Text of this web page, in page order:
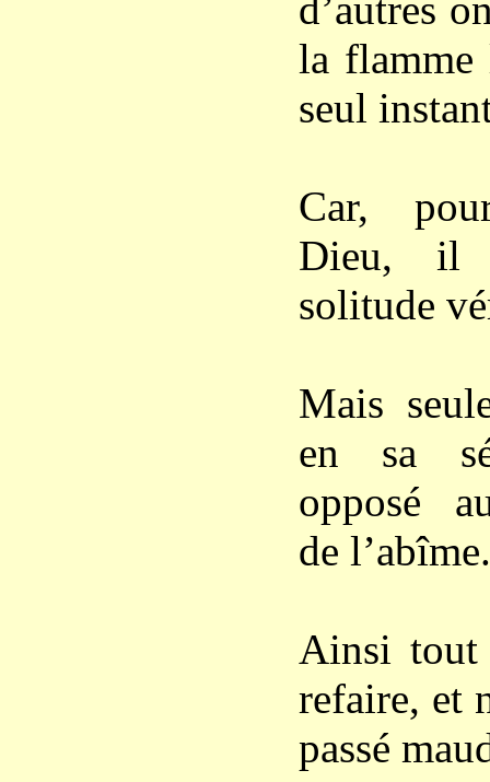
la flamme
seul
Car,
Dieu, il
solitude
Mais
en sa
opposé
de l’abîme.
Ainsi tout
refaire, et
passé